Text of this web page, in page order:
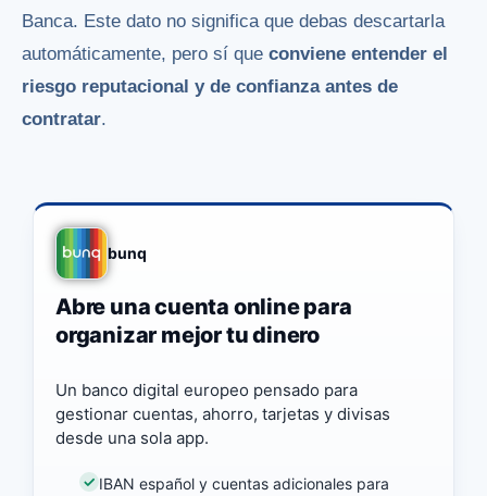
Banca. Este dato no significa que debas descartarla
automáticamente, pero sí que conviene entender el
riesgo reputacional y de confianza antes de
contratar.
bunq
Abre una cuenta online para
organizar mejor tu dinero
Un banco digital europeo pensado para
gestionar cuentas, ahorro, tarjetas y divisas
desde una sola app.
IBAN español y cuentas adicionales para